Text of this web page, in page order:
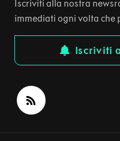
Iscriviti alla nostra
immediati ogni volta che
Iscriviti